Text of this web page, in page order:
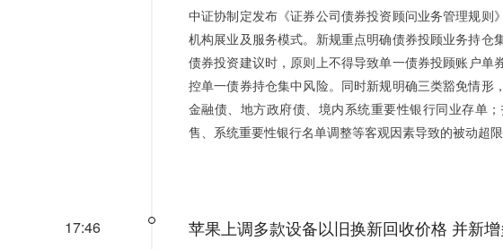
中证协制定发布《证券公司债券投资顾问业务管理规
机构展业及服务模式。新规重点明确债券投顾业务持
债券投资建议时，原则上不得导致单一债券投顾账户
控单一债券持仓集中风险。同时新规明确三类豁免情形
金融债、地方政府债、境内系统重要性银行同业存单
售、系统重要性银行名单调整等客观因素导致的被动超限
17:46 苹果上调多款设备以旧换新回收价格 并新